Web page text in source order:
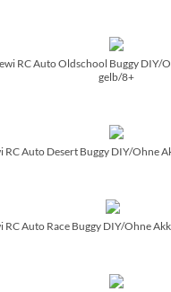
RC Auto Oldschool Buggy DIY/­
gelb/­8+
RC Auto Desert Buggy DIY/­Ohne
RC Auto Race Buggy DIY/­Ohne